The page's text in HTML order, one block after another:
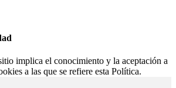
implica el conocimiento y la aceptación a
a las que se refiere esta Política.